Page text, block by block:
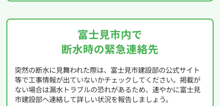
富士見市内で
断水時の緊急連絡先
突然の断水に見舞われた際は、富士見市建設部の公式サイト
等で工事情報が出ていないかチェックしてください。掲載が
ない場合は漏水トラブルの恐れがあるため、速やかに富士見
市建設部へ連絡して詳しい状況を報告しましょう。